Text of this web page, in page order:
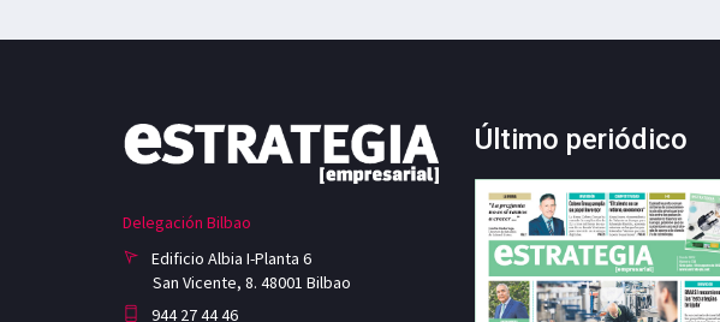
Delegación Bilbao
Edificio Albia I-Planta 6
San Vicente, 8. 48001 Bilbao
944 27 44 46
Último periódico